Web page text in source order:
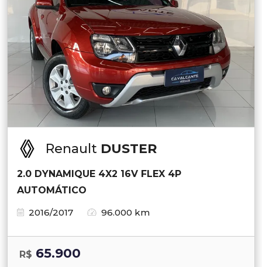
Renault DUSTER
2.0 DYNAMIQUE 4X2 16V FLEX 4P
AUTOMÁTICO
2016/2017
96.000 km
R$ 65.900